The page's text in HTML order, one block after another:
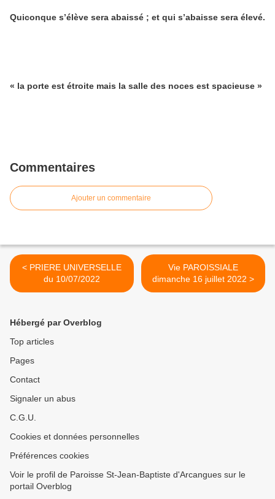
Quiconque s’élève sera abaissé ; et qui s’abaisse sera élevé.
« la porte est étroite mais la salle des noces est spacieuse »
Commentaires
Ajouter un commentaire
< PRIERE UNIVERSELLE
du 10/07/2022
Vie PAROISSIALE
dimanche 16 juillet 2022 >
Hébergé par Overblog
Top articles
Pages
Contact
Signaler un abus
C.G.U.
Cookies et données personnelles
Préférences cookies
Voir le profil de Paroisse St-Jean-Baptiste d'Arcangues sur le
portail Overblog